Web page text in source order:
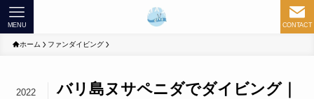
CONTACT
MENU
ホーム ファンダイビング
バリ島ヌサペニダでダイビング｜
2022